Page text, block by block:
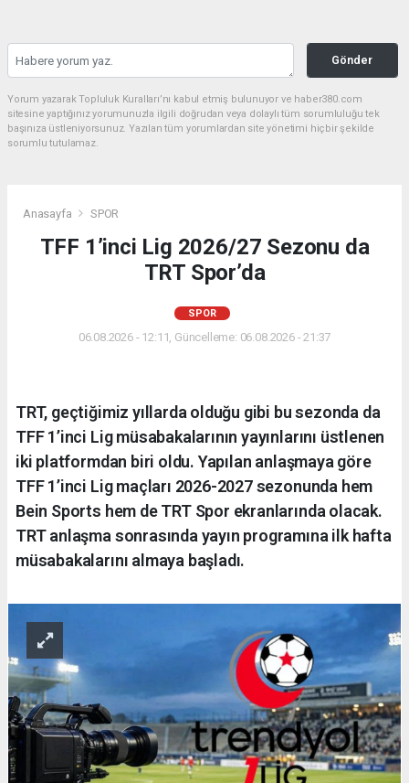
Gönder
Yorum yazarak Topluluk Kuralları’nı kabul etmiş bulunuyor ve haber380.com
sitesine yaptığınız yorumunuzla ilgili doğrudan veya dolaylı tüm sorumluluğu tek
başınıza üstleniyorsunuz. Yazılan tüm yorumlardan site yönetimi hiçbir şekilde
sorumlu tutulamaz.
Anasayfa SPOR
TFF 1’inci Lig 2026/27 Sezonu da
TRT Spor’da
SPOR
06.08.2026 - 12:11, Güncelleme: 06.08.2026 - 21:37
TRT, geçtiğimiz yıllarda olduğu gibi bu sezonda da
TFF 1’inci Lig müsabakalarının yayınlarını üstlenen
iki platformdan biri oldu. Yapılan anlaşmaya göre
TFF 1’inci Lig maçları 2026-2027 sezonunda hem
Bein Sports hem de TRT Spor ekranlarında olacak.
TRT anlaşma sonrasında yayın programına ilk hafta
müsabakalarını almaya başladı.